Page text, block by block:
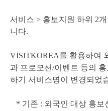
서비스 > 홍보지원 하위 2
니다.
VISITKOREA를 활용하여
과 프로모션/이벤트 등의
하기 서비스명이 변경되었
* 기존 : 외국인 대상 홍보